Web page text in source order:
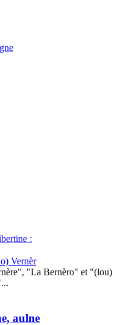
:
Vernèr
"La Bernèro" et "(lou)
aulne